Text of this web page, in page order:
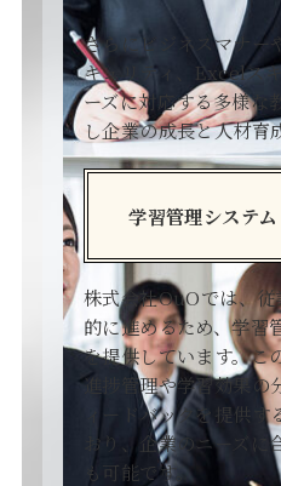
さらにビジネスマナー
キュリティ、Excelス
ーズに対応する多様な
し企業の成長と人材育
学習管理システ
株式会社OuOでは、
的に進めるため、学習
を提供しています。こ
進捗管理や学習効果の
ィードバックを提供す
おり、企業のニーズに
も可能です。